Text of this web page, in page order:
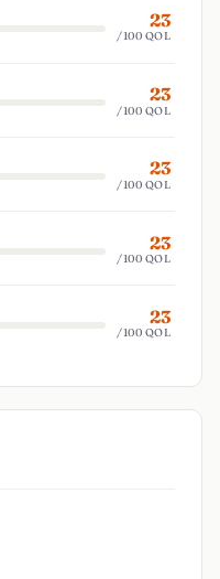
23
/100 QOL
23
/100 QOL
23
/100 QOL
23
/100 QOL
23
/100 QOL